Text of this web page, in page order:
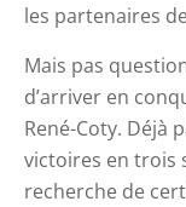
les partenaires
Mais pas
d’arriver en
René-Coty. Déjà
victoires en trois
recherche de